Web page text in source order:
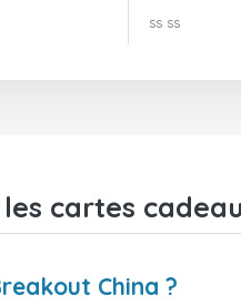
ss ss
cartes
China ?